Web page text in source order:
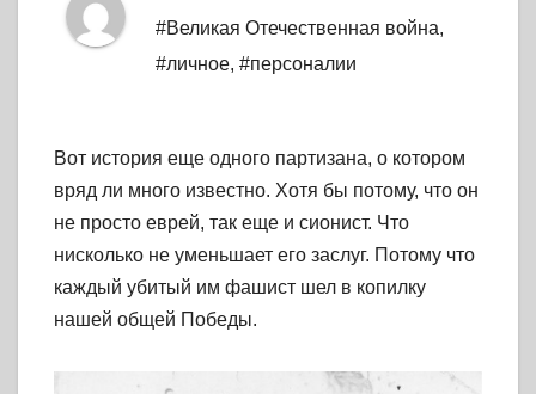
#Великая Отечественная война,
#личное, #персоналии
Вот история еще одного партизана, о котором
вряд ли много известно. Хотя бы потому, что он
не просто еврей, так еще и сионист. Что
нисколько не уменьшает его заслуг. Потому что
каждый убитый им фашист шел в копилку
нашей общей Победы.